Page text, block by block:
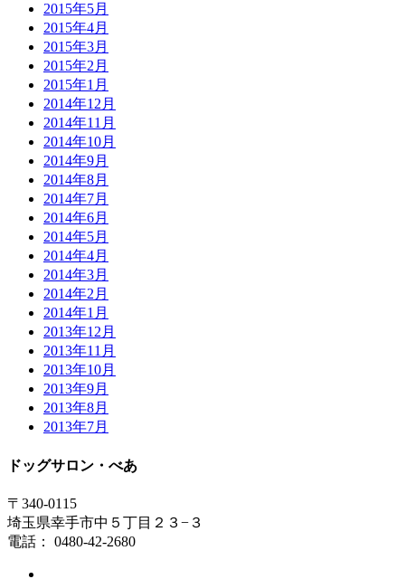
2015年5月
2015年4月
2015年3月
2015年2月
2015年1月
2014年12月
2014年11月
2014年10月
2014年9月
2014年8月
2014年7月
2014年6月
2014年5月
2014年4月
2014年3月
2014年2月
2014年1月
2013年12月
2013年11月
2013年10月
2013年9月
2013年8月
2013年7月
ドッグサロン・べあ
〒340-0115
埼玉県幸手市中５丁目２３−３
電話： 0480-42-2680